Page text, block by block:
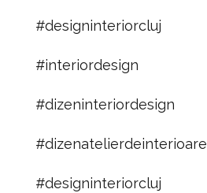
#designinteriorcluj
#interiordesign
#dizeninteriordesign
#dizenatelierdeinterioare
#designinteriorcluj